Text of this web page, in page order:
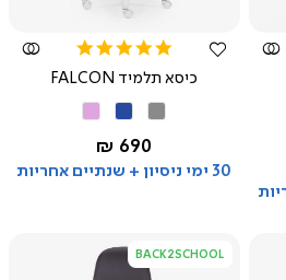
rating
כיסא תלמיד FALCON
החל מ-
690 ₪
30 ימי ניסיון + שנתיים אחריות
BACK2SCHOOL